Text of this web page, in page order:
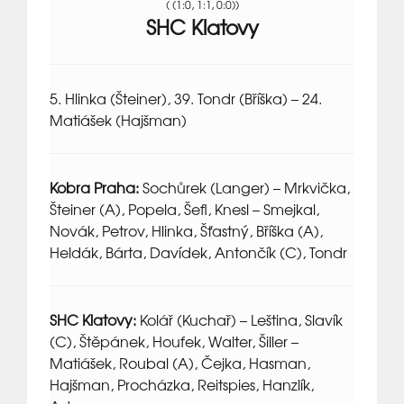
( (1:0, 1:1, 0:0))
SHC Klatovy
5. Hlinka (Šteiner), 39. Tondr (Bříška) – 24.
Matiášek (Hajšman)
Kobra Praha:Sochůrek (Langer) – Mrkvička,
Šteiner (A), Popela, Šefl, Knesl – Smejkal,
Novák, Petrov, Hlinka, Šťastný, Bříška (A),
Heldák, Bárta, Davídek, Antončík (C), Tondr
SHC Klatovy: Kolář (Kuchař) – Leština, Slavík
(C), Štěpánek, Houfek, Walter, Šiller –
Matiášek, Roubal (A), Čejka, Hasman,
Hajšman, Procházka, Reitspies, Hanzlík,